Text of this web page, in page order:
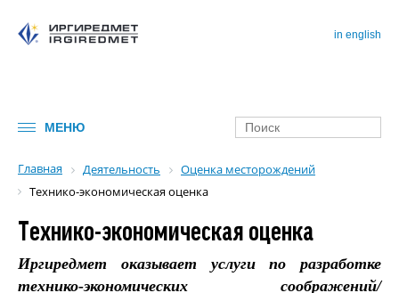
МЕНЮ
in english
Главная Деятельность
Оценка месторождений
Технико-экономическая оценка
Технико-экономическая оценка
Иргиредмет оказывает услуги по разработке
технико-экономических соображений/